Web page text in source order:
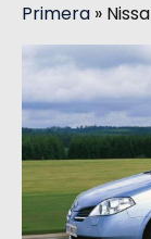
Primera »